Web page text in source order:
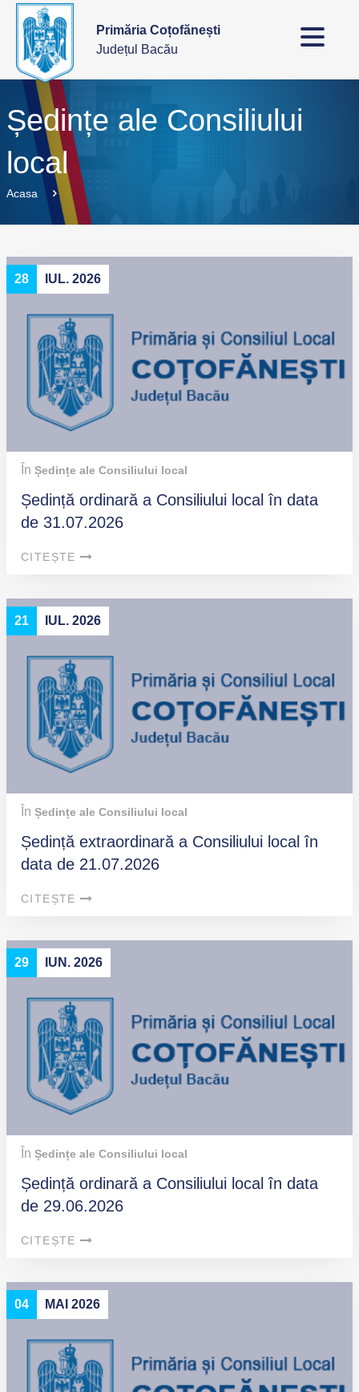
Primăria Coțofănești
Județul Bacău
Ședințe ale Consiliului
local
Acasa
28 IUL. 2026
În Ședințe ale Consiliului local
Ședință ordinară a Consiliului local în data
de 31.07.2026
CITEȘTE
21 IUL. 2026
În Ședințe ale Consiliului local
Ședință extraordinară a Consiliului local în
data de 21.07.2026
CITEȘTE
29 IUN. 2026
În Ședințe ale Consiliului local
Ședință ordinară a Consiliului local în data
de 29.06.2026
CITEȘTE
04 MAI 2026